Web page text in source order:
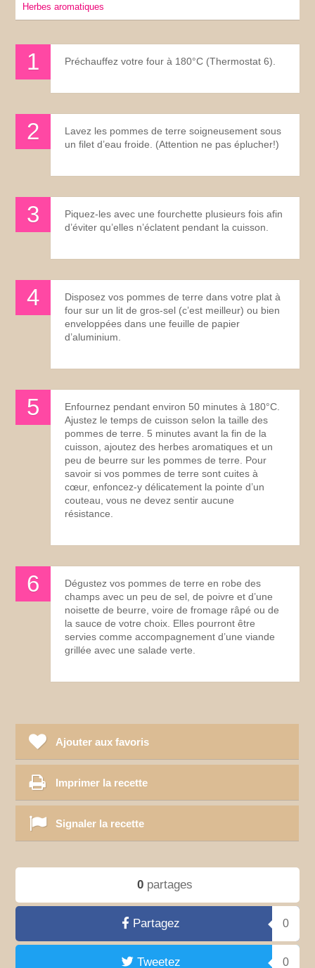
herbes aromatiques
Préchauffez votre four à 180°C (Thermostat 6).
Lavez les pommes de terre soigneusement sous
un filet d’eau froide. (Attention ne pas éplucher!)
Piquez-les avec une fourchette plusieurs fois afin
d’éviter qu’elles n’éclatent pendant la cuisson.
Disposez vos pommes de terre dans votre plat à
four sur un lit de gros-sel (c’est meilleur) ou bien
enveloppées dans une feuille de papier
d’aluminium.
Enfournez pendant environ 50 minutes à 180°C.
Ajustez le temps de cuisson selon la taille des
pommes de terre. 5 minutes avant la fin de la
cuisson, ajoutez des herbes aromatiques et un
peu de beurre sur les pommes de terre. Pour
savoir si vos pommes de terre sont cuites à
cœur, enfoncez-y délicatement la pointe d’un
couteau, vous ne devez sentir aucune
résistance.
Dégustez vos pommes de terre en robe des
champs avec un peu de sel, de poivre et d’une
noisette de beurre, voire de fromage râpé ou de
la sauce de votre choix. Elles pourront être
servies comme accompagnement d’une viande
grillée avec une salade verte.
Ajouter aux favoris
Imprimer la recette
Signaler la recette
0partages
Partagez 0
Tweetez 0